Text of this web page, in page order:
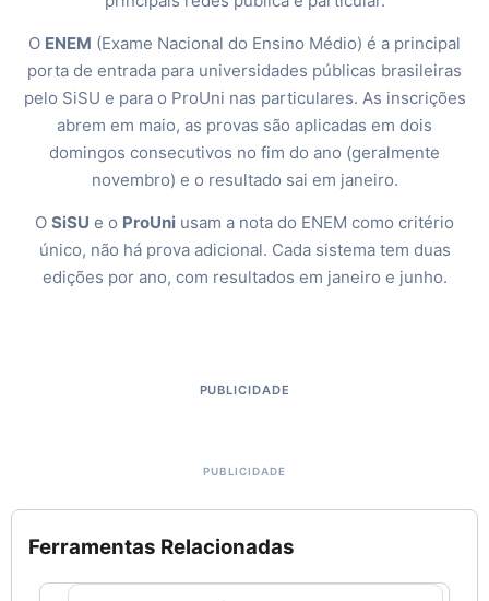
O ENEM (Exame Nacional do Ensino Médio) é a principal
porta de entrada para universidades públicas brasileiras
pelo SiSU e para o ProUni nas particulares. As inscrições
abrem em maio, as provas são aplicadas em dois
domingos consecutivos no fim do ano (geralmente
novembro) e o resultado sai em janeiro.
O SiSU e o ProUni usam a nota do ENEM como critério
único, não há prova adicional. Cada sistema tem duas
edições por ano, com resultados em janeiro e junho.
PUBLICIDADE
Ferramentas Relacionadas